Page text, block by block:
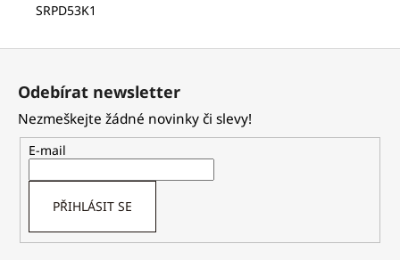
SRPD53K1
Z
Odebírat newsletter
Nezmeškejte žádné novinky či slevy!
E-mail
PŘIHLÁSIT SE